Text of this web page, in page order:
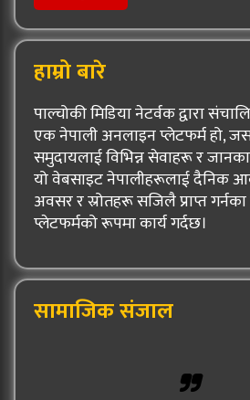
हाम्रो बारे
पाल्चोकी मिडिया नेटर्वक द्वारा
एक नेपाली अनलाइन प्लेटफर्म हो,
समुदायलाई विभिन्न सेवाहरू र
यो वेबसाइट नेपालीहरूलाई दैनिक
अवसर र स्रोतहरू सजिलै प्राप्त
प्लेटफर्मको रूपमा कार्य गर्दछ।
सामाजिक संजाल